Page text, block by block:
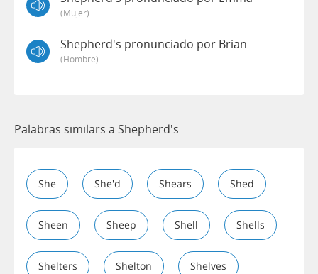
(mujer)
Shepherd's pronunciado por Brian
(hombre)
Palabras similars a Shepherd's
She She'd Shears Shed
Sheen Sheep Shell Shells
Shelters Shelton Shelves